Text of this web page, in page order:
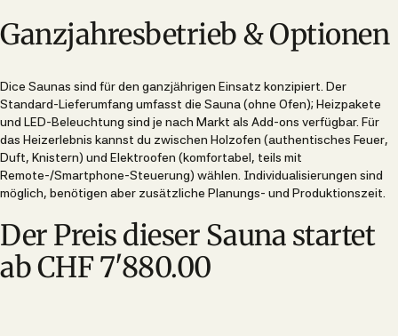
Ganzjahresbetrieb & Optionen
Dice Saunas sind für den ganzjährigen Einsatz konzipiert. Der
Standard-Lieferumfang umfasst die Sauna (ohne Ofen); Heizpakete
und LED-Beleuchtung sind je nach Markt als Add-ons verfügbar. Für
das Heizerlebnis kannst du zwischen Holzofen (authentisches Feuer,
Duft, Knistern) und Elektroofen (komfortabel, teils mit
Remote-/Smartphone-Steuerung) wählen. Individualisierungen sind
möglich, benötigen aber zusätzliche Planungs- und Produktionszeit.
Der Preis dieser Sauna startet
ab CHF 7'880.00